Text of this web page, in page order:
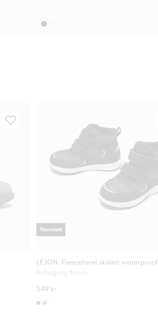
LEJON, Fleeceforet skolett waterproof
Behagelig fleece
549 kr
Vanntett